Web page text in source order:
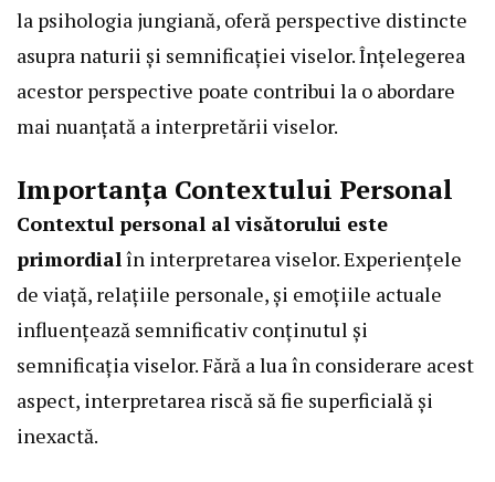
la psihologia jungiană, oferă perspective distincte
asupra naturii și semnificației viselor. Înțelegerea
acestor perspective poate contribui la o abordare
mai nuanțată a interpretării viselor.
Importanța Contextului Personal
Contextul personal al visătorului este
primordialîn interpretarea viselor. Experiențele
de viață, relațiile personale, și emoțiile actuale
influențează semnificativ conținutul și
semnificația viselor. Fără a lua în considerare acest
aspect, interpretarea riscă să fie superficială și
inexactă.